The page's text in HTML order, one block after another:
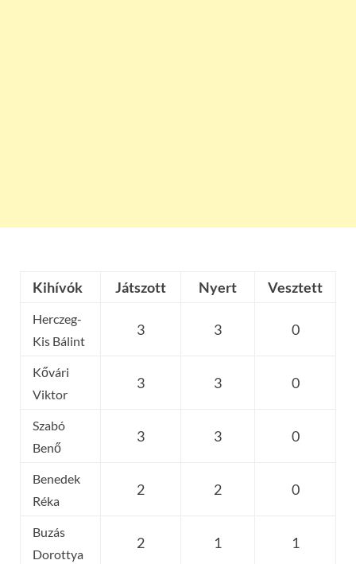
Kihívók Játszott Nyert Vesztett
Herczeg-
Kis Bálint
3 3 0
Kővári
Viktor
3 3 0
Szabó
Benő
3 3 0
Benedek
Réka
2 2 0
Buzás
Dorottya
2 1 1